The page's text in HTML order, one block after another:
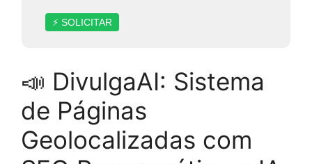
⚡ SOLICITAR
📣 DivulgaAI: Sistema
de Páginas
Geolocalizadas com